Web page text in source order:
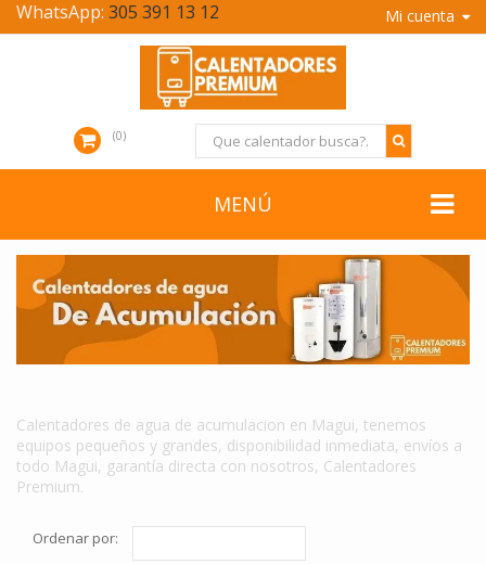
Mi cuenta
WhatsApp: 305 391 13 12
0
MENÚ
Calentadores de agua de acumulacion en Magui, tenemos
equipos pequeños y grandes, disponibilidad inmediata, envíos a
todo Magui, garantía directa con nosotros, Calentadores
Premium.
Ordenar por: